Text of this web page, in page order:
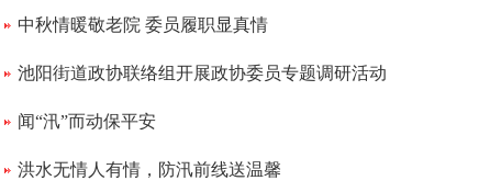
中秋情暖敬老院 委员履职显真情
池阳街道政协联络组开展政协委员专题调研活动
闻“汛”而动保平安
洪水无情人有情，防汛前线送温馨